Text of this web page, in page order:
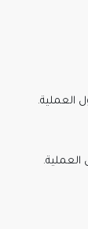
العملية.